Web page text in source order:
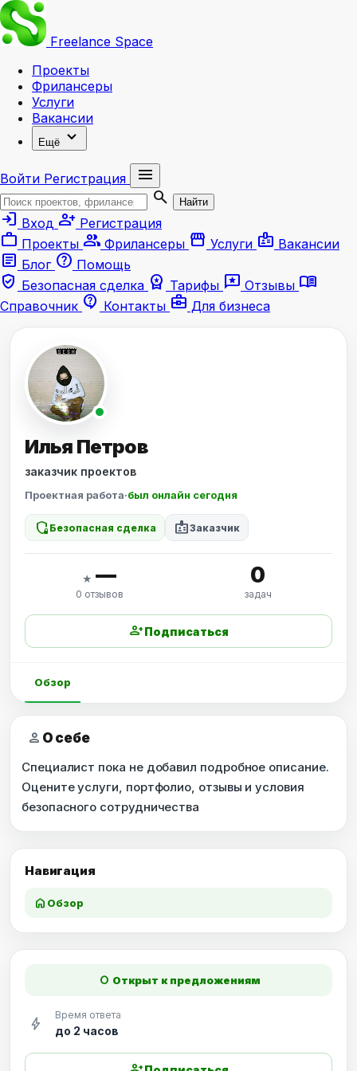
Freelance Space
Проекты
Фрилансеры
Услуги
Вакансии
Ещё expand_more
Войти Регистрация
menu
search
Найти
login Вход person_add Регистрация
work Проекты group Фрилансеры storefront Услуги badge Вакансии
article Блог help Помощь
verified_user Безопасная сделка workspace_premium Тарифы reviews Отзывы menu_book
Справочник contact_support Контакты business_center Для бизнеса
Навигация
home Обзор
Илья Петров
заказчик проектов
Проектная работа·был онлайн сегодня
shield_locked Безопасная сделка badgeЗаказчик
★ —
0 отзывов
0
задач
person_addПодписаться
Обзор
person О себе
Специалист пока не добавил подробное описание.
Оцените услуги, портфолио, отзывы и условия
безопасного сотрудничества
fiber_manual_record Открыт к предложениям
bolt Время ответа
до 2 часов